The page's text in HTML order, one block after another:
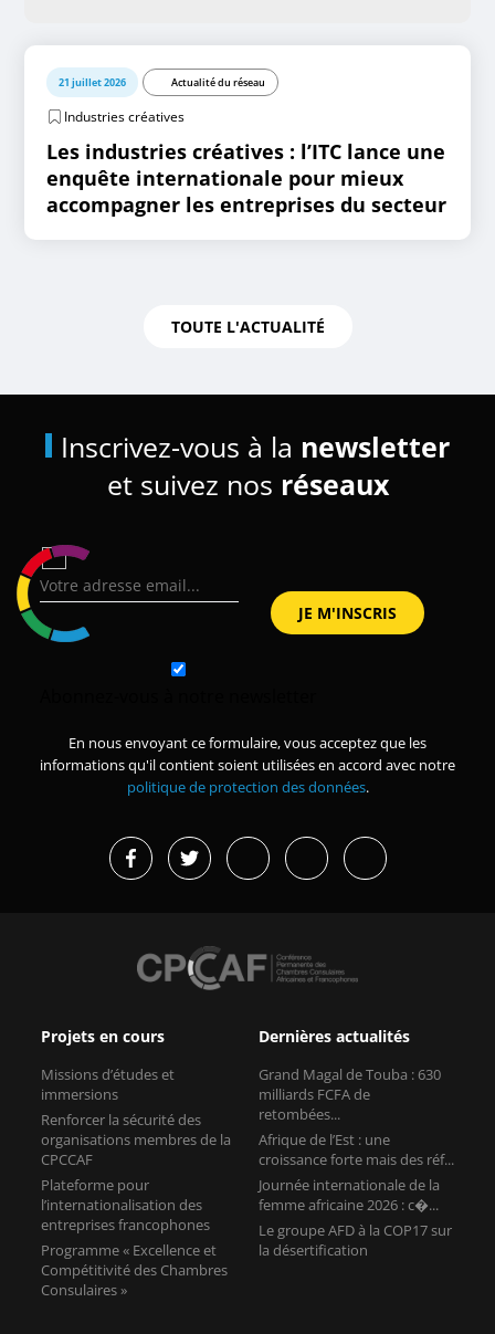
21 juillet 2026 Actualité du réseau
Industries créatives
Les industries créatives : l’ITC lance une
enquête internationale pour mieux
accompagner les entreprises du secteur
TOUTE L'ACTUALITÉ
Inscrivez-vous à la newsletter
et suivez nos réseaux
En nous envoyant ce formulaire, vous acceptez que les
informations qu'il contient soient utilisées en accord avec notre
politique de protection des données.
Projets en cours
Missions d’études et
immersions
Renforcer la sécurité des
organisations membres de la
CPCCAF
Plateforme pour
l’internationalisation des
entreprises francophones
Programme « Excellence et
Compétitivité des Chambres
Consulaires »
Dernières actualités
Grand Magal de Touba : 630
milliards FCFA de
retombées...
Afrique de l’Est : une
croissance forte mais des réf...
Journée internationale de la
femme africaine 2026 : c�...
Le groupe AFD à la COP17 sur
la désertification